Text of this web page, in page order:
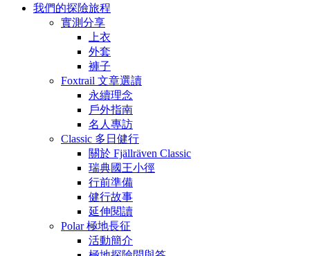
我們的探險旅程
實測分享
上衣
外套
褲子
Foxtrail 文章選讀
永續理念
戶外指南
名人專訪
Classic 多日健行
關於 Fjällräven Classic
瑞典國王小徑
行前準備
健行故事
延伸閱讀
Polar 極地長征
活動簡介